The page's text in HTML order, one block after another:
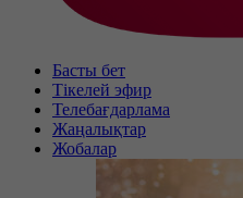
Басты бет
Тікелей эфир
Телебағдарлама
Жаңалықтар
Жобалар